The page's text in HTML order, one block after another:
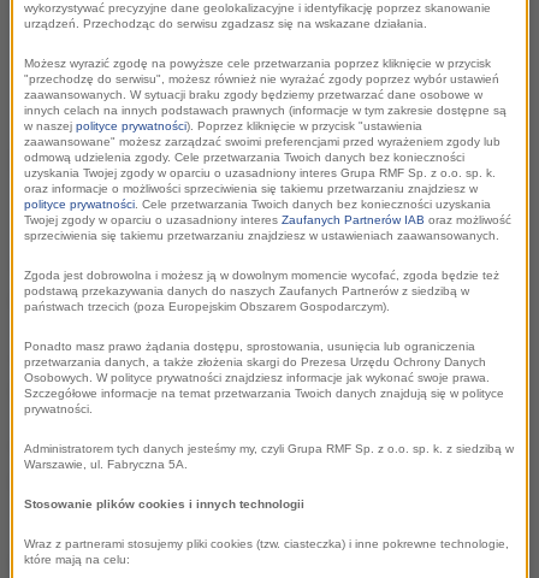
stacji będzie Rawicz.
Nowa akcja RMF FM
W każdą sobotę dziennikarze rozgłośni odwiedzą inne
polskie miasto. Na antenie opowiedzą o nieznanych i
niezwykłych miejscach, które warto poznać, ważnych
postaciach związanych z regionem.
Na mieszkańców czekać będzie mnóstwo atrakcji: unikatowe
gadżety, poczęstunek, możliwość zwiedzenia żółtego wozu
satelitarnego RMF FM czy spotkania z reporterami.
Będzie też okazja by obserwować dziennikarzy przy pracy,
wykorzystywać precyzyjne dane geolokalizacyjne i identyfikację poprzez skanowanie
urządzeń. Przechodząc do serwisu zgadzasz się na wskazane działania.
Możesz wyrazić zgodę na powyższe cele przetwarzania poprzez kliknięcie w przycisk
"przechodzę do serwisu", możesz również nie wyrażać zgody poprzez wybór ustawień
zaawansowanych. W sytuacji braku zgody będziemy przetwarzać dane osobowe w
innych celach na innych podstawach prawnych (informacje w tym zakresie dostępne są
w naszej polityce prywatności). Poprzez kliknięcie w przycisk "ustawienia
zaawansowane" możesz zarządzać swoimi preferencjami przed wyrażeniem zgody lub
odmową udzielenia zgody. Cele przetwarzania Twoich danych bez konieczności
uzyskania Twojej zgody w oparciu o uzasadniony interes Grupa RMF Sp. z o.o. sp. k.
oraz informacje o możliwości sprzeciwienia się takiemu przetwarzaniu znajdziesz w
polityce prywatności. Cele przetwarzania Twoich danych bez konieczności uzyskania
Twojej zgody w oparciu o uzasadniony interes Zaufanych Partnerów IAB oraz możliwość
sprzeciwienia się takiemu przetwarzaniu znajdziesz w ustawieniach zaawansowanych.
Zgoda jest dobrowolna i możesz ją w dowolnym momencie wycofać, zgoda będzie też
podstawą przekazywania danych do naszych Zaufanych Partnerów z siedzibą w
państwach trzecich (poza Europejskim Obszarem Gospodarczym).
Ponadto masz prawo żądania dostępu, sprostowania, usunięcia lub ograniczenia
przetwarzania danych, a także złożenia skargi do Prezesa Urzędu Ochrony Danych
Osobowych. W polityce prywatności znajdziesz informacje jak wykonać swoje prawa.
Szczegółowe informacje na temat przetwarzania Twoich danych znajdują się w polityce
prywatności.
Administratorem tych danych jesteśmy my, czyli Grupa RMF Sp. z o.o. sp. k. z siedzibą w
Warszawie, ul. Fabryczna 5A.
Stosowanie plików cookies i innych technologii
Wraz z partnerami stosujemy pliki cookies (tzw. ciasteczka) i inne pokrewne technologie,
które mają na celu: